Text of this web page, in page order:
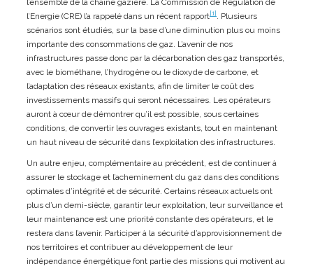
l’Energie (CRE) l’a rappelé dans un récent rapport [1]
. Plusieurs
scénarios sont étudiés, sur la base d’une diminution plus ou moins
importante des consommations de gaz. L’avenir de nos
infrastructures passe donc par la décarbonation des gaz transportés,
avec le biométhane, l’hydrogène ou le dioxyde de carbone, et
l’adaptation des réseaux existants, afin de limiter le coût des
investissements massifs qui seront nécessaires. Les opérateurs
auront à cœur de démontrer qu’il est possible, sous certaines
conditions, de convertir les ouvrages existants, tout en maintenant
un haut niveau de sécurité dans l’exploitation des infrastructures.
Un autre enjeu, complémentaire au précédent, est de continuer à
assurer le stockage et l’acheminement du gaz dans des conditions
optimales d’intégrité et de sécurité. Certains réseaux actuels ont
plus d’un demi-siècle, garantir leur exploitation, leur surveillance et
leur maintenance est une priorité constante des opérateurs, et le
restera dans l’avenir. Participer à la sécurité d’approvisionnement de
nos territoires et contribuer au développement de leur
indépendance énergétique font partie des missions qui motivent au